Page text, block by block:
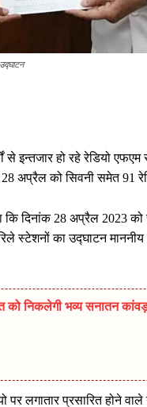
इन्तजार हो रहे रेडियो
28 अप्रैल को सिवनी समेत 91
कि दिनांक 28 अप्रैल 2023
का उद्घाटन माननीय
निकलेगी भव्य सनातन
लगातार प्रसारित होने